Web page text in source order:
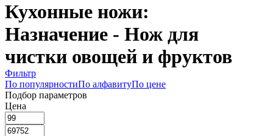
Кухонные ножи:
Назначение - Нож для
чистки овощей и фруктов
Фильтр
По популярностиПо алфавитуПо цене
Подбор параметров
Цена